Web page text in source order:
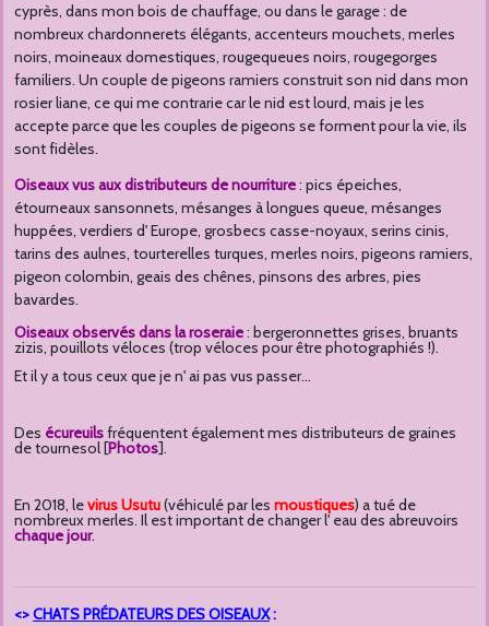
cyprès, dans mon bois de chauffage, ou dans le garage : de
nombreux chardonnerets élégants, accenteurs mouchets, merles
noirs, moineaux domestiques, rougequeues noirs, rougegorges
familiers. Un couple de pigeons ramiers construit son nid dans mon
rosier liane, ce qui me contrarie car le nid est lourd, mais je les
accepte parce que les couples de pigeons se forment pour la vie, ils
sont fidèles.
Oiseaux vus aux distributeurs de nourriture: pics épeiches,
étourneaux sansonnets, mésanges à longues queue, mésanges
huppées, verdiers d' Europe, grosbecs casse-noyaux, serins cinis,
tarins des aulnes, tourterelles turques, merles noirs, pigeons ramiers,
pigeon colombin, geais des chênes, pinsons des arbres, pies
bavardes.
Oiseaux observés dans la roseraie: bergeronnettes grises, bruants
zizis, pouillots véloces (trop véloces pour être photographiés !).
Et il y a tous ceux que je n' ai pas vus passer…
Des écureuilsfréquentent également mes distributeurs de graines
de tournesol [Photos].
En 2018, levirus Usutu(véhiculé par les moustiques) a tué de
nombreux merles. Il est important de changer l' eau des abreuvoirs
chaque jour.
<>CHATS PRÉDATEURS DES OISEAUX: